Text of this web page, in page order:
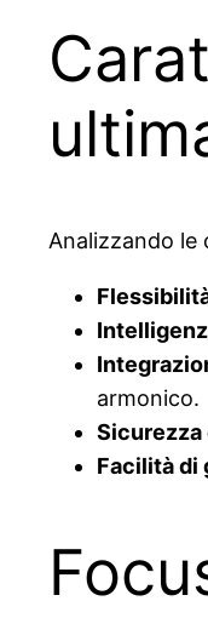
Analizzando le
armonico.
Facilità di